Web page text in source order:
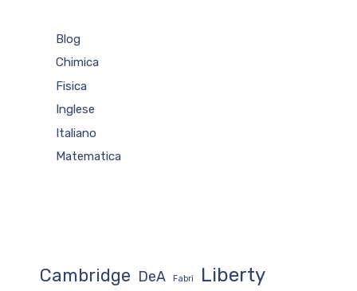
Blog
Chimica
Fisica
Inglese
Italiano
Matematica
Cambridge DeA Fabri Liberty